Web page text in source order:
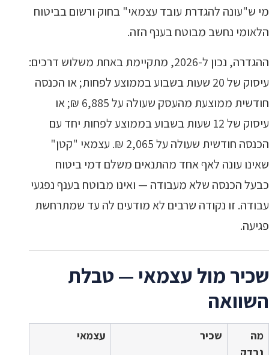
מי ש"עונה להגדרת עובד עצמאי" בחוק ורשום בביטוח
הלאומי נחשב מבוטח בענף הזה.
ההגדרה, נכון ל-2026, מתקיימת באחת משלוש דרכים:
עיסוק של 20 שעות בשבוע בממוצע לפחות; או הכנסה
חודשית ממוצעת מהעסק שעולה על 6,885 ₪; או
עיסוק של 12 שעות בשבוע בממוצע לפחות יחד עם
הכנסה חודשית שעולה על 2,065 ₪. עצמאי "קטן"
שאינו עונה לאף אחד מהתנאים משלם דמי ביטוח
כבעל הכנסה שלא מעבודה — ואינו מבוטח בענף נפגעי
עבודה. זו נקודה שרבים לא מודעים לה עד שמתרחשת
פגיעה.
שכיר מול עצמאי — טבלת
השוואה
מה
שכיר עצמאי